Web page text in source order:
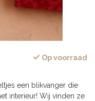
Op voorraad
een blikvanger die
interieur! Wij vinden ze